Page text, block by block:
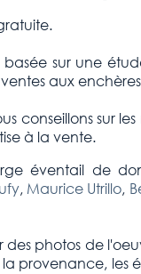
sur une
aux
conseillons sur
à la vente.
éventail de
, Maurice Utrillo,
photos de
provenance, les